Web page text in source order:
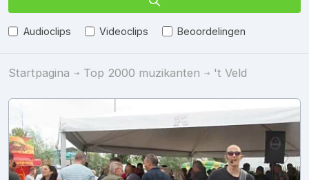
Audioclips Videoclips Beoordelingen
Startpagina Top 2000 muzikanten 't Veld